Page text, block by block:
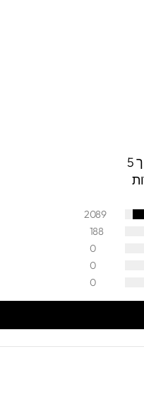
2089
188
0
0
0